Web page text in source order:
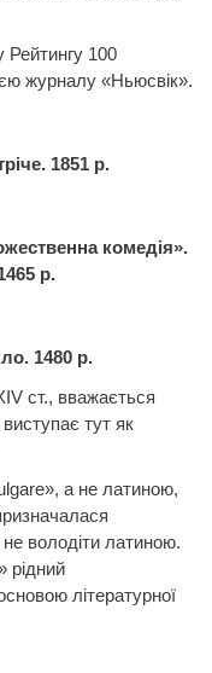
100
журналу «Ньюсвік».
1851 р.
комедія».
р.
1480 р.
ст., вважається
виступає тут як
», а не латиною,
володіти латиною.
рідний
літературної